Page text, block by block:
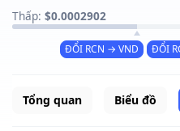
Thấp: $0.0002902
ĐỔI RCN → VND ĐỔI
Tổng quan Biểu đồ